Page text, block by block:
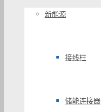
新能源
接线柱
储能连接器